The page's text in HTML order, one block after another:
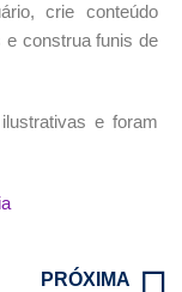
crie conteúdo
e construa funis de
e foram
PRÓXIMA